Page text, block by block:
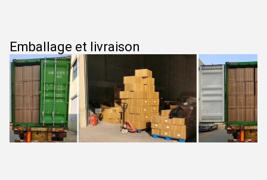
Emballage et livraison